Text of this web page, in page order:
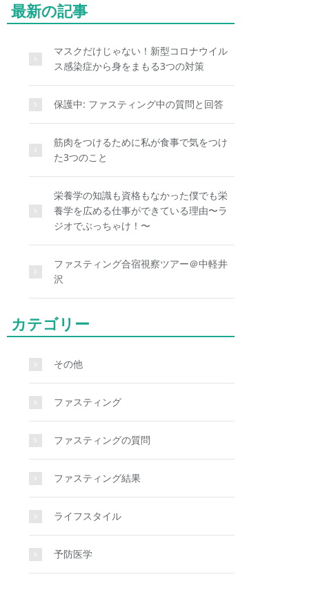
最新の記事
マスクだけじゃない！新型コロナウイル
ス感染症から身をまもる3つの対策
保護中: ファスティング中の質問と回答
筋肉をつけるために私が食事で気をつけ
た3つのこと
栄養学の知識も資格もなかった僕でも栄
養学を広める仕事ができている理由〜ラ
ジオでぶっちゃけ！〜
ファスティング合宿視察ツアー＠中軽井
沢
カテゴリー
その他
ファスティング
ファスティングの質問
ファスティング結果
ライフスタイル
予防医学